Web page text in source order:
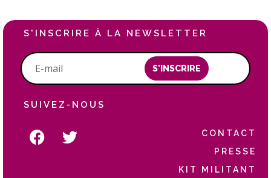
S'INSCRIRE À LA NEWSLETTER
S'INSCRIRE
SUIVEZ-NOUS
CONTACT
PRESSE
KIT MILITANT